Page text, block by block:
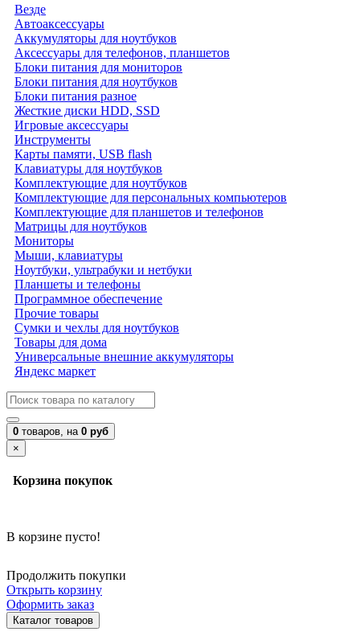
Везде
Автоаксессуары
Аккумуляторы для ноутбуков
Аксессуары для телефонов, планшетов
Блоки питания для мониторов
Блоки питания для ноутбуков
Блоки питания разное
Жесткие диски HDD, SSD
Игровые аксессуары
Инструменты
Карты памяти, USB flash
Клавиатуры для ноутбуков
Комплектующие для ноутбуков
Комплектующие для персональных компьютеров
Комплектующие для планшетов и телефонов
Матрицы для ноутбуков
Мониторы
Мыши, клавиатуры
Ноутбуки, ультрабуки и нетбуки
Планшеты и телефоны
Программное обеспечение
Прочие товары
Сумки и чехлы для ноутбуков
Товары для дома
Универсальные внешние аккумуляторы
Яндекс маркет
0 товаров, на 0 руб
×
Корзина покупок
В корзине пусто!
Продолжить покупки
Открыть корзину
Оформить заказ
Каталог товаров